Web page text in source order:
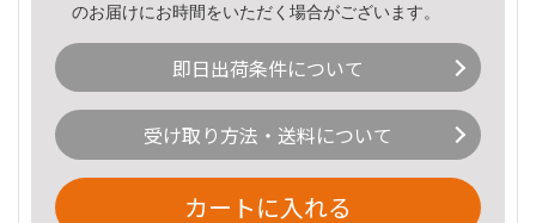
のお届けにお時間をいただく場合がございます。
即日出荷条件について
受け取り方法・送料について
カートに入れる